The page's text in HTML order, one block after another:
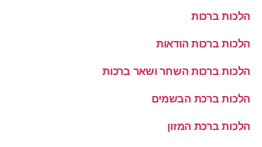
הלכות ברכות
הלכות ברכות הודאות
הלכות ברכות השחר ושאר ברכות
הלכות ברכת הבשמים
הלכות ברכת המזון